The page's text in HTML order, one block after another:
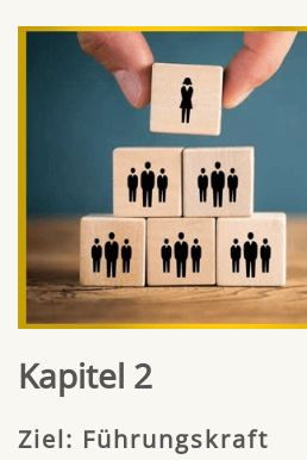
Kapitel 2
Ziel: Führungskraft